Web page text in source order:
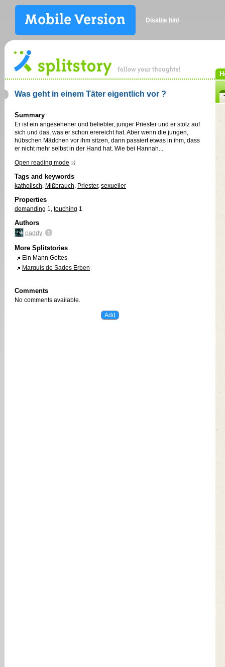
Disable hint
Was geht in einem Täter eigentlich vor ?
Summary
Er ist ein angesehener und beliebter, junger Priester und er stolz auf
sich und das, was er schon erereicht hat. Aber wenn die jungen,
hübschen Mädchen vor ihm sitzen, dann passiert etwas in ihm, dass
er nicht mehr selbst in der Hand hat. Wie bei Hannah...
Open reading mode
Tags and keywords
katholisch, Mißbrauch, Priester, sexueller
Properties
demanding 1, touching 1
Authors
paddy
More Splitstories
Ein Mann Gottes
Marquis de Sades Erben
Comments
No comments available.